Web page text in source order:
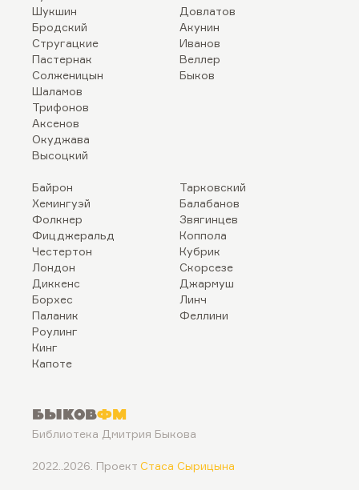
Шукшин
Бродский
Стругацкие
Пастернак
Солженицын
Шаламов
Трифонов
Аксенов
Окуджава
Высоцкий
Довлатов
Акунин
Иванов
Веллер
Быков
Байрон
Хемингуэй
Фолкнер
Фицджеральд
Честертон
Лондон
Диккенс
Борхес
Паланик
Роулинг
Кинг
Капоте
Тарковский
Балабанов
Звягинцев
Коппола
Кубрик
Скорсезе
Джармуш
Линч
Феллини
БыковФМ
Библиотека Дмитрия Быкова
2022..2026. Проект Стаса Сырицына